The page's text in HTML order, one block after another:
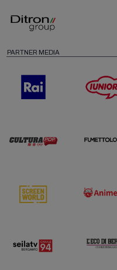
PARTNER MEDIA